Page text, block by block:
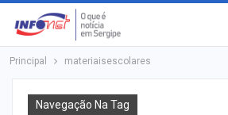
Principal materiaisescolares
Navegação Na Tag